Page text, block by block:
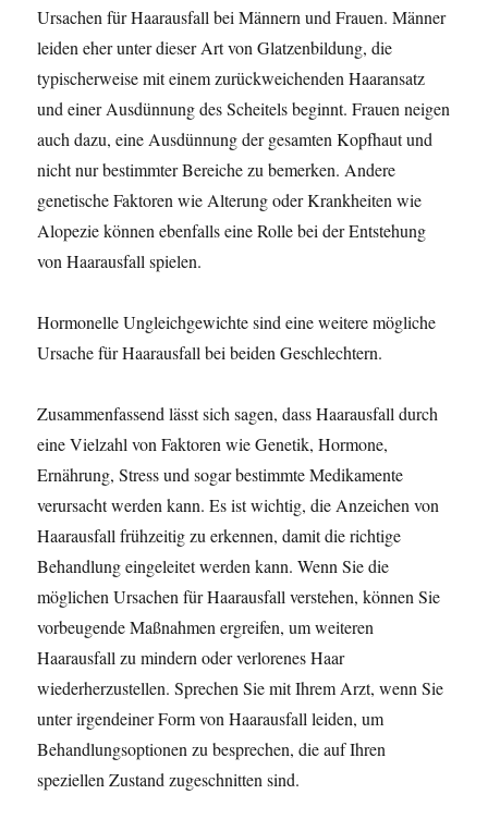
Ursachen für Haarausfall bei Männern und Frauen. Männer
leiden eher unter dieser Art von Glatzenbildung, die
typischerweise mit einem zurückweichenden Haaransatz
und einer Ausdünnung des Scheitels beginnt. Frauen neigen
auch dazu, eine Ausdünnung der gesamten Kopfhaut und
nicht nur bestimmter Bereiche zu bemerken. Andere
genetische Faktoren wie Alterung oder Krankheiten wie
Alopezie können ebenfalls eine Rolle bei der Entstehung
von Haarausfall spielen.
Hormonelle Ungleichgewichte sind eine weitere mögliche
Ursache für Haarausfall bei beiden Geschlechtern.
Zusammenfassend lässt sich sagen, dass Haarausfall durch
eine Vielzahl von Faktoren wie Genetik, Hormone,
Ernährung, Stress und sogar bestimmte Medikamente
verursacht werden kann. Es ist wichtig, die Anzeichen von
Haarausfall frühzeitig zu erkennen, damit die richtige
Behandlung eingeleitet werden kann. Wenn Sie die
möglichen Ursachen für Haarausfall verstehen, können Sie
vorbeugende Maßnahmen ergreifen, um weiteren
Haarausfall zu mindern oder verlorenes Haar
wiederherzustellen. Sprechen Sie mit Ihrem Arzt, wenn Sie
unter irgendeiner Form von Haarausfall leiden, um
Behandlungsoptionen zu besprechen, die auf Ihren
speziellen Zustand zugeschnitten sind.